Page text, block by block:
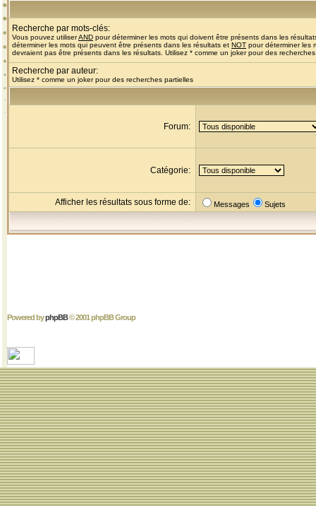
Recherche par mots-clés:
Vous pouvez utiliserAND pour déterminer les mots qui doivent être présents dans les
déterminer les mots qui peuvent être présents dans les résultats et NOT pour déterminer les
devraient pas être présents dans les résultats. Utilisez * comme un joker pour des
Recherche par auteur:
Utilisez * comme un joker pour des recherches partielles
Forum:
Catégorie:
Afficher les résultats sous forme de: Messages Sujets
Powered byphpBB© 2001 phpBB Group